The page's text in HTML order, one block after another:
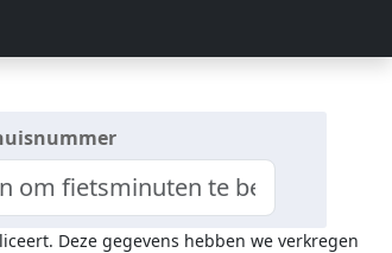
Deze gegevens hebben we verkregen